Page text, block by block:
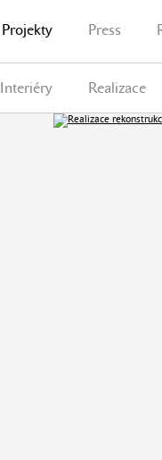
Projekty Press
Interiéry Realizace